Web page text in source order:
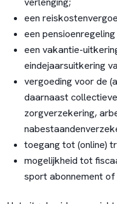
een
een
een vakantie-
eindejaarsuitkering
vergoeding voor de
daarnaast
zorgverzekering,
toegang tot (online)
mogelijkheid tot
sport abonnement